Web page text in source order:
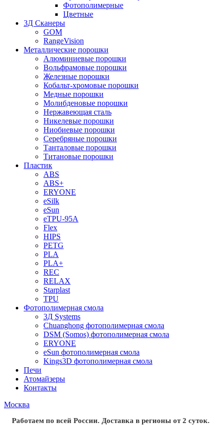
Фотополимерные
Цветные
3Д Сканеры
GOM
RangeVision
Металлические порошки
Алюминиевые порошки
Вольфрамовые порошки
Железные порошки
Кобальт-хромовые порошки
Медные порошки
Молибденовые порошки
Нержавеющая сталь
Никелевые порошки
Ниобиевые порошки
Серебряные порошки
Танталовые порошки
Титановые порошки
Пластик
ABS
ABS+
ERYONE
eSilk
eSun
eTPU-95A
Flex
HIPS
PETG
PLA
PLA+
REC
RELAX
Starplast
TPU
Фотополимерная смола
3Д Systems
Chuanghong фотополимерная смола
DSM (Somos) фотополимерная смола
ERYONE
eSun фотополимерная смола
Kings3D фотополимерная смола
Печи
Атомайзеры
Контакты
Москва
Работаем по всей России. Доставка в регионы от 2 суток.